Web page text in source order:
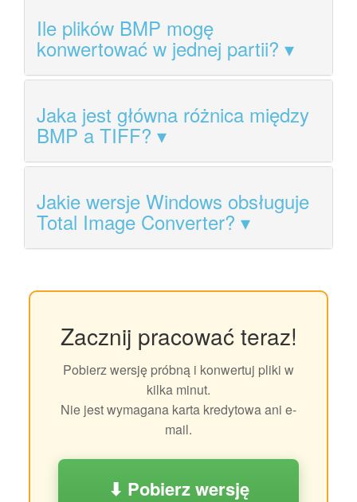
Ile plików BMP mogę
konwertować w jednej partii?
Jaka jest główna różnica między
BMP a TIFF?
Jakie wersje Windows obsługuje
Total Image Converter?
Zacznij pracować teraz!
Pobierz wersję próbną i konwertuj pliki w
kilka minut.
Nie jest wymagana karta kredytowa ani e-
mail.
⬇ Pobierz wersję